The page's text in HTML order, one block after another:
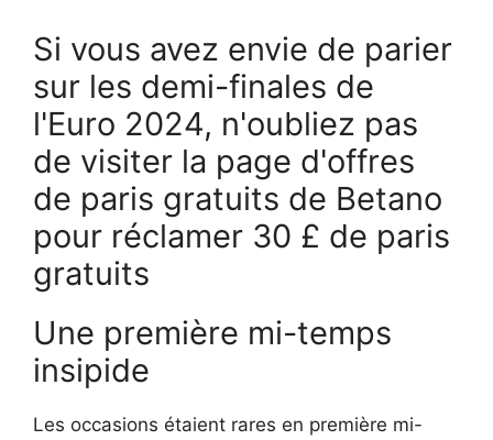
Si vous avez envie de parier
sur les demi-finales de
l'Euro 2024, n'oubliez pas
de visiter la page d'offres
de paris gratuits de Betano
pour réclamer 30 £ de paris
gratuits
Une première mi-temps
insipide
Les occasions étaient rares en première mi-